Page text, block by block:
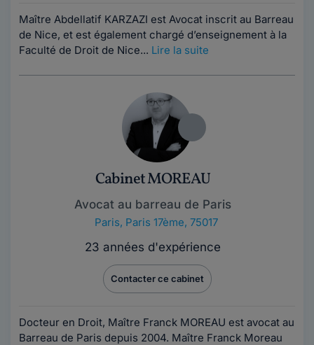
Maître Abdellatif KARZAZI est Avocat inscrit au Barreau
de Nice, et est également chargé d’enseignement à la
Faculté de Droit de Nice... Lire la suite
Cabinet MOREAU
Avocat au barreau de Paris
Paris, Paris 17ème, 75017
23 années d'expérience
Contacter ce cabinet
Docteur en Droit, Maître Franck MOREAU est avocat au
Barreau de Paris depuis 2004. Maître Franck Moreau